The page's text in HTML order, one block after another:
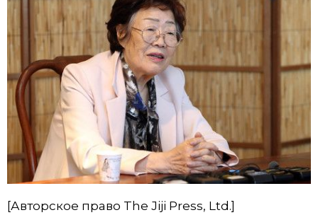
[Авторское право The Jiji Press, Ltd.]